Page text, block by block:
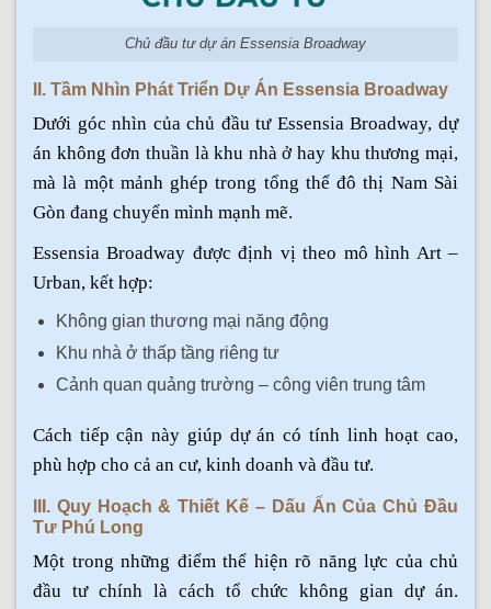
Chủ đầu tư dự án Essensia Broadway
II. Tầm Nhìn Phát Triển Dự Án Essensia Broadway
Dưới góc nhìn của chủ đầu tư Essensia Broadway, dự
án không đơn thuần là khu nhà ở hay khu thương mại,
mà là một mảnh ghép trong tổng thể đô thị Nam Sài
Gòn đang chuyển mình mạnh mẽ.
Essensia Broadway được định vị theo mô hình Art –
Urban, kết hợp:
Không gian thương mại năng động
Khu nhà ở thấp tầng riêng tư
Cảnh quan quảng trường – công viên trung tâm
Cách tiếp cận này giúp dự án có tính linh hoạt cao,
phù hợp cho cả an cư, kinh doanh và đầu tư.
III. Quy Hoạch & Thiết Kế – Dấu Ấn Của Chủ Đầu
Tư Phú Long
Một trong những điểm thể hiện rõ năng lực của chủ
đầu tư chính là cách tổ chức không gian dự án.